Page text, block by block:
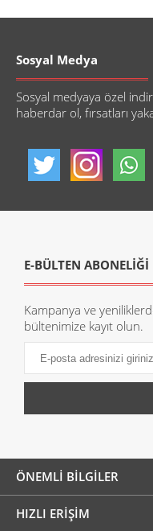
Sosyal Medya
Sosyal medyaya özel
haberdar ol, fırsatları
E-BÜLTEN ABONELİĞİ
Kampanya ve
bültenimize kayıt olun.
ÖNEMLI BILGILER
HIZLI ERIŞIM